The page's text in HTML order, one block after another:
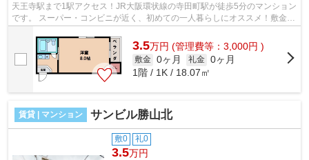
天王寺駅まで1駅アクセス！JR大阪環状線の寺田町駅が徒歩5分のマンション
です。 スーパー・コンビニが近く、初めての一人暮らしにオススメ！敷金礼
金0円で、初期費用を抑えて入居可能...
3.5万円 (管理費等：3,000円 )
敷金 0ヶ月 礼金 0ヶ月
1階 / 1K / 18.07㎡
賃貸 | マンション サンビル勝山北
敷0 礼0
3.5万円